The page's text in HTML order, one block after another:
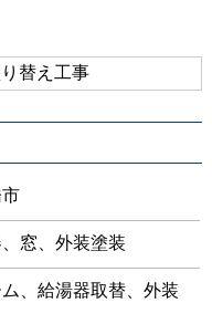
窓、外装塗装
、給湯器取替、外装